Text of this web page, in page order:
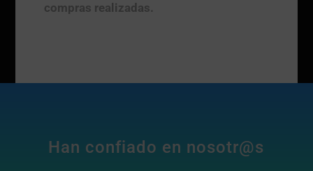
compras realizadas.
Han confiado en nosotr@s